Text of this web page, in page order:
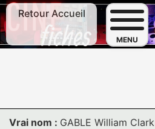
Retour Accueil
MENU
Vrai nom : GABLE William Clark